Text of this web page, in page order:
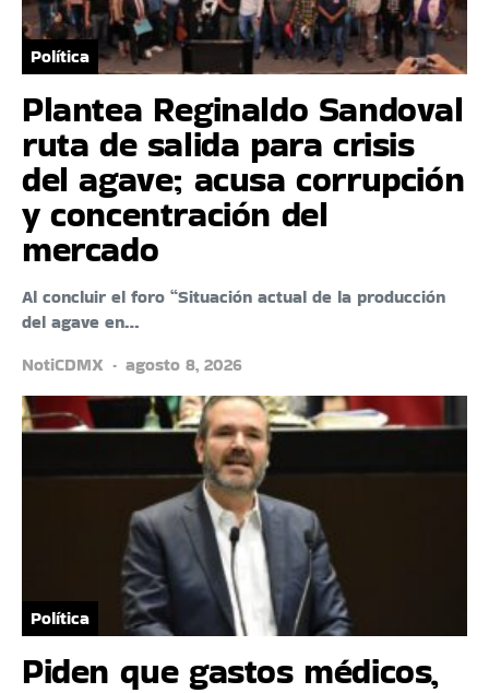
Política
Plantea Reginaldo Sandoval
ruta de salida para crisis
del agave; acusa corrupción
y concentración del
mercado
Al concluir el foro “Situación actual de la producción
del agave en…
NotiCDMX
agosto 8, 2026
Política
Piden que gastos médicos,